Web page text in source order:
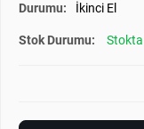
Durumu: İkinci El
Stok Durumu: